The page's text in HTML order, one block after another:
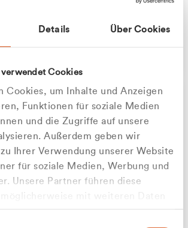
Details Über Cookies
verwendet Cookies
Cookies, um Inhalte und Anzeigen
Funktionen für soziale Medien
und die Zugriffe auf unsere
Außerdem geben wir
Ihrer Verwendung unserer Website
für soziale Medien, Werbung und
Unsere Partner führen diese
Apilash Balanesan